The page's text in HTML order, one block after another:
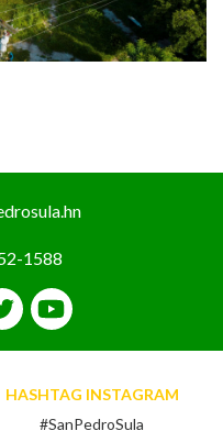
1588
HASHTAG INSTAGRAM
#SanPedroSula